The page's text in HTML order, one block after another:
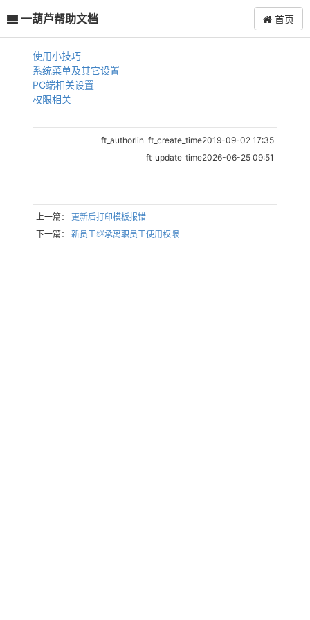
一葫芦帮助文档 首页
使用小技巧
系统菜单及其它设置
PC端相关设置
权限相关
ft_authorlin ft_create_time2019-09-02 17:35
ft_update_time2026-06-25 09:51
上一篇：更新后打印模板报错
下一篇：新员工继承离职员工使用权限